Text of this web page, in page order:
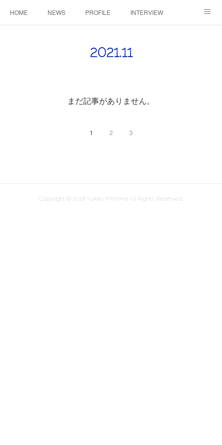
HOME NEWS PROFILE INTERVIEW
2021.11
まだ記事がありません。
1 2 3
Copyright © 2018 Yukiko Mishima All Rights Reserved.